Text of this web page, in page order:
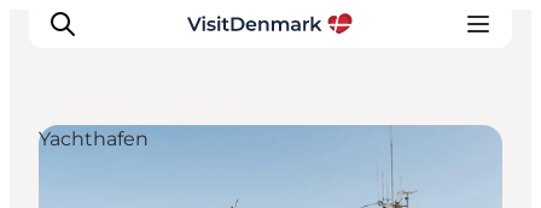
Yachthafen